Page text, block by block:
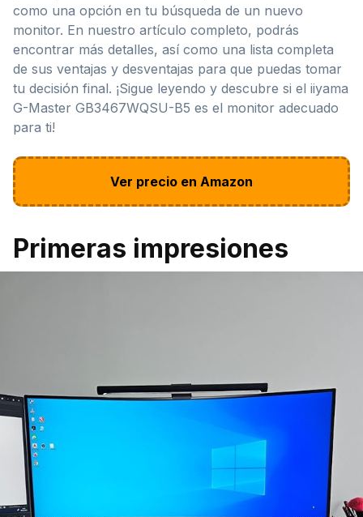
como una opción en tu búsqueda de un nuevo
monitor. En nuestro artículo completo, podrás
encontrar más detalles, así como una lista completa
de sus ventajas y desventajas para que puedas tomar
tu decisión final. ¡Sigue leyendo y descubre si el iiyama
G-Master GB3467WQSU-B5 es el monitor adecuado
para ti!
Ver precio en Amazon
Primeras impresiones